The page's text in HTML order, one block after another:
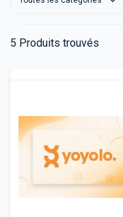
5 Produits trouvés